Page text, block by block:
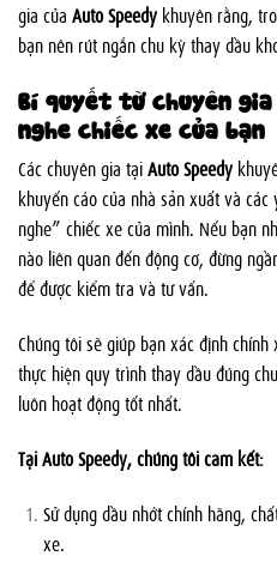
gia của Auto Speedy khuyên rằng,
bạn nên rút ngắn chu kỳ thay dầu
Bí quyết từ chuyên gia
nghe chiếc xe của bạn
Các chuyên gia tạiAuto Speedy
khuyến cáo của nhà sản xuất và
nghe” chiếc xe của mình. Nếu bạn
nào liên quan đến động cơ, đừng
để được kiểm tra và tư vấn.
Chúng tôi sẽ giúp bạn xác định
thực hiện quy trình thay dầu đúng
luôn hoạt động tốt nhất.
Tại Auto Speedy, chúng tôi cam kết:
Sử dụng dầu nhớt chính hãng,
xe.